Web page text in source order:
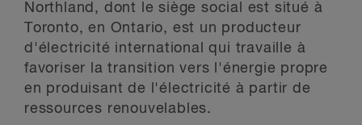
Northland, dont le siège social est situé à
Toronto, en Ontario, est un producteur
d'électricité international qui travaille à
favoriser la transition vers l'énergie propre
en produisant de l'électricité à partir de
ressources renouvelables.